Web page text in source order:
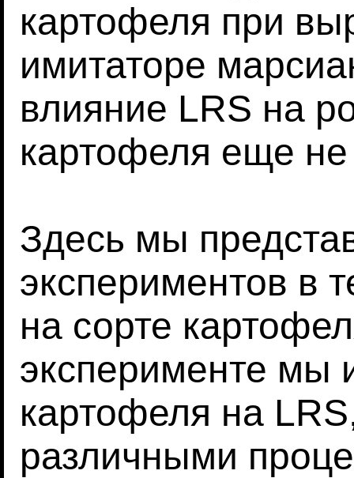
картофеля при
имитаторе
влияние LRS на
картофеля еще не
Здесь мы
экспериментов в
на сорте
эксперименте мы
картофеля на
различными